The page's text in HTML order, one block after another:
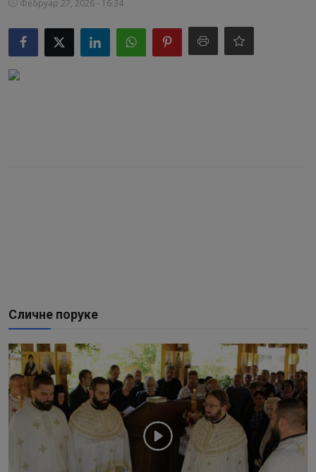
Видео
Библиотека
Аудио
Фебруар 27, 2026 - 16:34
Сличне поруке